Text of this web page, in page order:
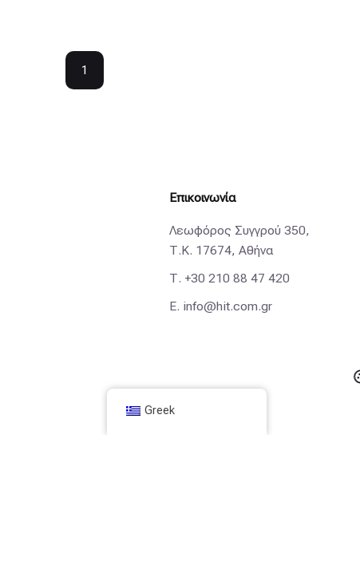
1
Επικοινωνία
Λεωφόρος Συγγρού 350,
Τ.Κ. 17674, Αθήνα
Τ. +30 210 88 47 420
E. info@hit.com.gr
Greek